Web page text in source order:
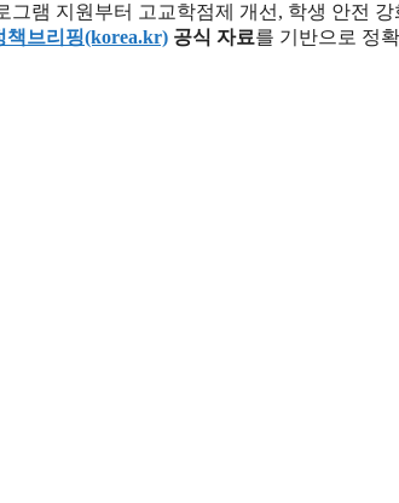
그램 지원부터 고교학점제 개선, 학생 안전 강
책브리핑(korea.kr) 공식 자료를 기반으로 정